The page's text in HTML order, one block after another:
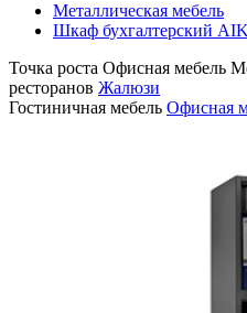
Металлическая мебель
Шкаф бухгалтерский
Точка роста Офисная мебель
ресторанов Жалюзи
Гостиничная мебель Офисная